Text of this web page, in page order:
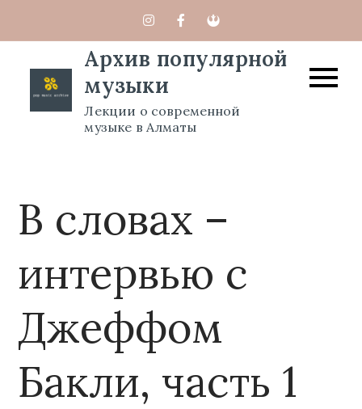
содержимомуАрхив популярной
музыки
Лекции о современной
музыке в Алматы
В словах –
интервью с
Джеффом
Бакли, часть 1